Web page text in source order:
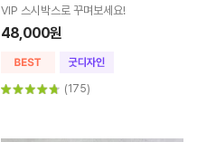
VIP 스시박스로 꾸며보세요!
48,000원
(175)